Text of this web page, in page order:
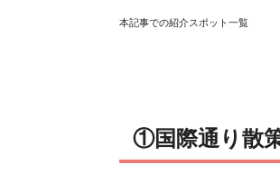
本記事での紹介スポット一覧
①国際通り散